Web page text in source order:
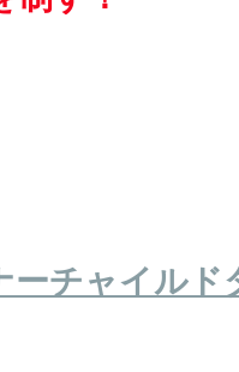
ーチャイルド